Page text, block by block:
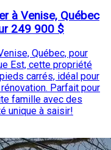
à Venise, Québec
249 900 $
Québec, pour
Est, cette propriété
carrés, idéal pour
Parfait pour
famille avec des
unique à saisir!